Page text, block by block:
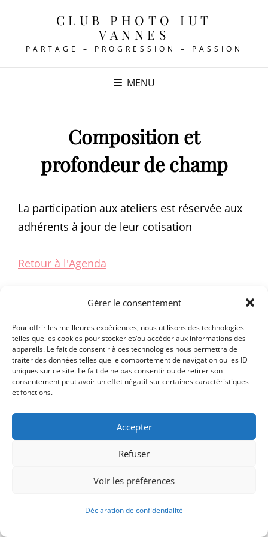
Gérer le consentement
Pour offrir les meilleures expériences, nous utilisons des technologies
telles que les cookies pour stocker et/ou accéder aux informations des
appareils. Le fait de consentir à ces technologies nous permettra de
traiter des données telles que le comportement de navigation ou les ID
uniques sur ce site. Le fait de ne pas consentir ou de retirer son
consentement peut avoir un effet négatif sur certaines caractéristiques
et fonctions.
Accepter
Refuser
Voir les préférences
Déclaration de confidentialité
CLUB PHOTO IUT
VANNES
PARTAGE – PROGRESSION – PASSION
MENU
Composition et
profondeur de champ
La participation aux ateliers est réservée aux
adhérents à jour de leur cotisation
Retour à l'Agenda
Club Photo IUT Vannes @2025